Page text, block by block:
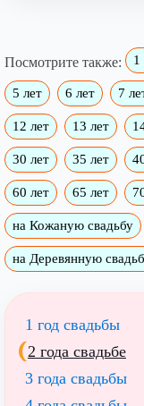
Посмотрите также: 1
5 лет 6 лет 7
12 лет 13 лет
30 лет 35 лет
60 лет 65 лет
на Кожаную свадьбу
на Деревянную
1 год свадьбы
2 года свадьбе
3 года свадьбы